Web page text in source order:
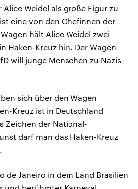
Alice Weidel als große Figur zu
eine von den Chefinnen der
hält Alice Weidel zwei
Haken-Kreuz hin. Der Wagen
will junge Menschen zu Nazis
sich über den Wagen
Kreuz ist in Deutschland
Zeichen der National-
darf man das Haken-Kreuz
de Janeiro in dem Land Brasilien